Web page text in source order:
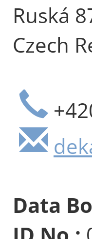
Ruská
Czech
Data